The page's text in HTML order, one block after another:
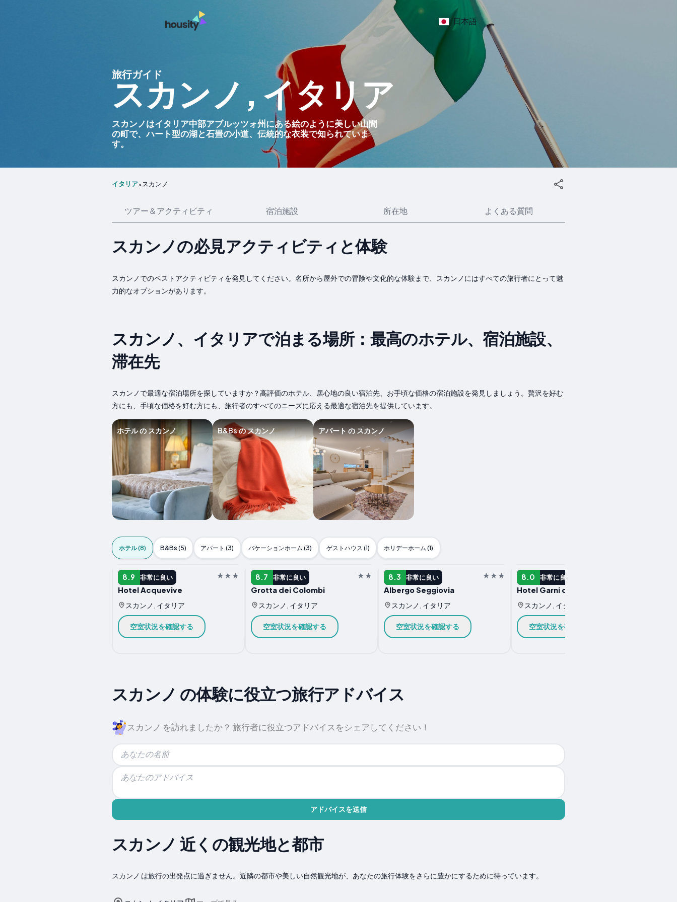
日本語
旅行ガイド
スカンノ, イタリア
スカンノはイタリア中部アブルッツォ州にある絵のように美しい山間
の町で、ハート型の湖と石畳の小道、伝統的な衣装で知られていま
す。
イタリア>スカンノ
ツアー＆アクティビティ 宿泊施設 所在地 よくある質問
スカンノの必見アクティビティと体験
スカンノでのベストアクティビティを発見してください。名所から屋外での冒険や文化的な体験まで、スカンノにはすべての旅行者にとって魅
力的なオプションがあります。
スカンノ、イタリアで泊まる場所：最高のホテル、宿泊施設、
滞在先
スカンノで最適な宿泊場所を探していますか？高評価のホテル、居心地の良い宿泊先、お手頃な価格の宿泊施設を発見しましょう。贅沢を好む
方にも、手頃な価格を好む方にも、旅行者のすべてのニーズに応える最適な宿泊先を提供しています。
ホテル の スカンノ B&Bs の スカンノ アパート の スカンノ
ホテル (8) B&Bs (5) アパート (3) バケーションホーム (3) ゲストハウス (1) ホリデーホーム (1)
8.9 非常に良い
ホテル
Hotel Acquevive
スカンノ, イタリア
空室状況を確認する
8.7 非常に良い
ホテル
Grotta dei Colombi
スカンノ, イタリア
空室状況を確認する
8.3 非常に良い
ホテル
Albergo Seggiovia
スカンノ, イタリア
空室状況を確認する
8.0 非常に良い
ホテル
Hotel Garni del Lago
スカンノ, イタリア
空室状況を確認する
スカンノ の体験に役立つ旅行アドバイス
スカンノ を訪れましたか？ 旅行者に役立つアドバイスをシェアしてください！
アドバイスを送信
スカンノ 近くの観光地と都市
スカンノ は旅行の出発点に過ぎません。近隣の都市や美しい自然観光地が、あなたの旅行体験をさらに豊かにするために待っています。